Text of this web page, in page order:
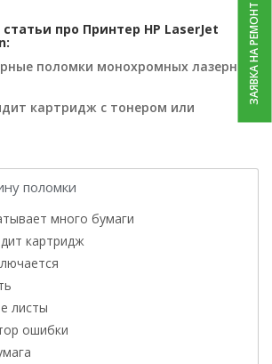
про Принтер HP LaserJet
поломки монохромных лазерных
картридж с тонером или
поломки
много бумаги
картридж
листы
ошибки
ЗАЯВКА НА РЕМОНТ